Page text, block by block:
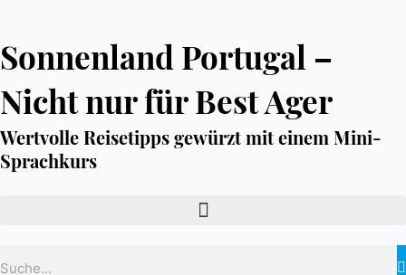
springen
Sonnenland Portugal –
Nicht nur für Best Ager
Wertvolle Reisetipps gewürzt mit einem Mini-
Sprachkurs